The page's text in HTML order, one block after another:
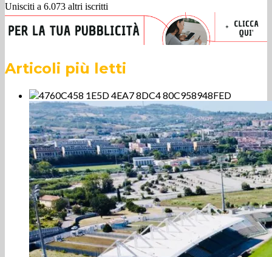
Unisciti a 6.073 altri iscritti
Articoli più letti